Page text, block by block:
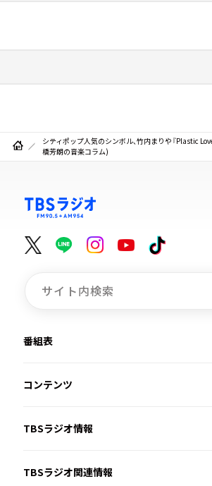
シティポップ人気のシンボル、竹内まりや『Plastic
橋芳朗の音楽コラム)
番組表
コンテンツ
TBSラジオ情報
TBSラジオ関連情報